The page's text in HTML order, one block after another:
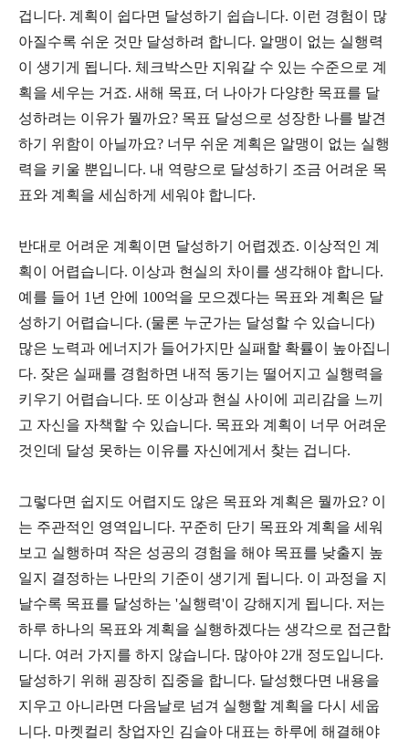
겁니다. 계획이 쉽다면 달성하기 쉽습니다. 이런 경험이 많
아질수록 쉬운 것만 달성하려 합니다. 알맹이 없는 실행력
이 생기게 됩니다. 체크박스만 지워갈 수 있는 수준으로 계
획을 세우는 거죠. 새해 목표, 더 나아가 다양한 목표를 달
성하려는 이유가 뭘까요? 목표 달성으로 성장한 나를 발견
하기 위함이 아닐까요? 너무 쉬운 계획은 알맹이 없는 실행
력을 키울 뿐입니다. 내 역량으로 달성하기 조금 어려운 목
표와 계획을 세심하게 세워야 합니다.
반대로 어려운 계획이면 달성하기 어렵겠죠. 이상적인 계
획이 어렵습니다. 이상과 현실의 차이를 생각해야 합니다.
예를 들어 1년 안에 100억을 모으겠다는 목표와 계획은 달
성하기 어렵습니다. (물론 누군가는 달성할 수 있습니다)
많은 노력과 에너지가 들어가지만 실패할 확률이 높아집니
다. 잦은 실패를 경험하면 내적 동기는 떨어지고 실행력을
키우기 어렵습니다. 또 이상과 현실 사이에 괴리감을 느끼
고 자신을 자책할 수 있습니다. 목표와 계획이 너무 어려운
것인데 달성 못하는 이유를 자신에게서 찾는 겁니다.
그렇다면 쉽지도 어렵지도 않은 목표와 계획은 뭘까요? 이
는 주관적인 영역입니다. 꾸준히 단기 목표와 계획을 세워
보고 실행하며 작은 성공의 경험을 해야 목표를 낮출지 높
일지 결정하는 나만의 기준이 생기게 됩니다. 이 과정을 지
날수록 목표를 달성하는 '실행력'이 강해지게 됩니다. 저는
하루 하나의 목표와 계획을 실행하겠다는 생각으로 접근합
니다. 여러 가지를 하지 않습니다. 많아야 2개 정도입니다.
달성하기 위해 굉장히 집중을 합니다. 달성했다면 내용을
지우고 아니라면 다음날로 넘겨 실행할 계획을 다시 세웁
니다. 마켓컬리 창업자인 김슬아 대표는 하루에 해결해야